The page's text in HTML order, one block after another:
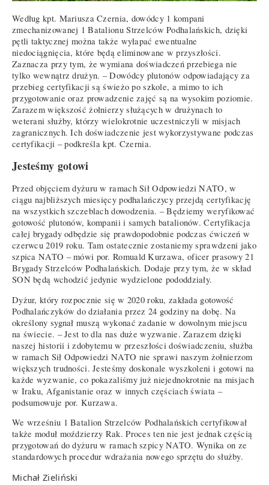
Według kpt. Mariusza Czernia, dowódcy 1 kompani
zmechanizowanej 1 Batalionu Strzelców Podhalańskich, dzięki
pętli taktycznej można także wyłapać ewentualne
niedociągnięcia, które będą eliminowane w przyszłości.
Zaznacza przy tym, że wymiana doświadczeń przebiega nie
tylko wewnątrz drużyn. – Dowódcy plutonów odpowiadający za
przebieg certyfikacji są świeżo po szkole, a mimo to ich
przygotowanie oraz prowadzenie zajęć są na wysokim poziomie.
Zarazem większość żołnierzy służących w drużynach to
weterani służby, którzy wielokrotnie uczestniczyli w misjach
zagranicznych. Ich doświadczenie jest wykorzystywane podczas
certyfikacji – podkreśla kpt. Czernia.
Jesteśmy gotowi
Przed objęciem dyżuru w ramach Sił Odpowiedzi NATO, w
ciągu najbliższych miesięcy podhalańczycy przejdą certyfikację
na wszystkich szczeblach dowodzenia. – Będziemy weryfikować
gotowość plutonów, kompanii i samych batalionów. Certyfikacja
całej brygady odbędzie się prawdopodobnie podczas ćwiczeń w
czerwcu 2019 roku. Tam ostatecznie zostaniemy sprawdzeni jako
szpica NATO – mówi por. Romuald Kurzawa, oficer prasowy 21
Brygady Strzelców Podhalańskich. Dodaje przy tym, że w skład
SON będą wchodzić jedynie wydzielone pododdziały.
Dyżur, który rozpocznie się w 2020 roku, zakłada gotowość
Podhalańczyków do działania przez 24 godziny na dobę. Na
określony sygnał muszą wykonać zadanie w dowolnym miejscu
na świecie. – Jest to dla nas duże wyzwanie. Zarazem dzięki
naszej historii i zdobytemu w przeszłości doświadczeniu, służba
w ramach Sił Odpowiedzi NATO nie sprawi naszym żołnierzom
większych trudności. Jesteśmy doskonale wyszkoleni i gotowi na
każde wyzwanie, co pokazaliśmy już niejednokrotnie na misjach
w Iraku, Afganistanie oraz w innych częściach świata –
podsumowuje por. Kurzawa.
We wrześniu 1 Batalion Strzelców Podhalańskich certyfikował
także moduł moździerzy Rak. Proces ten nie jest jednak częścią
przygotowań do dyżuru w ramach szpicy NATO. Wynika on ze
standardowych procedur wdrażania nowego sprzętu do służby.
Michał Zieliński